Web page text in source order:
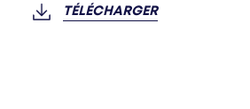
TÉLÉCHARGER